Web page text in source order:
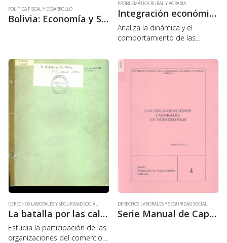
POLÍTICA FISCAL Y DESARROLLO
Bolivia: Economía y Sociedad. 1982-1985
PROBLEMÁTICA RURAL Y AGRARIA
Integración económica y fragmentación social. El itinerario de las barracas en la amazonia boliviana
Analiza la dinámica y el
comportamiento de las
en la economía extractiva de
la amazonia -en torno al
DERECHOS LABORALES Y SEGURIDAD SOCIAL
La batalla por las calles
Estudia la participación de las
organizaciones del comercio
DERECHOS LABORALES Y SEGURIDAD SOCIAL
Serie Manual de Capacitación laboral 4: Las organizaciones laborales en nuestro país